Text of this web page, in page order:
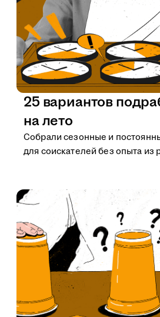
25 вариантов
на лето
Собрали сезонные и
для соискателей без опыта из